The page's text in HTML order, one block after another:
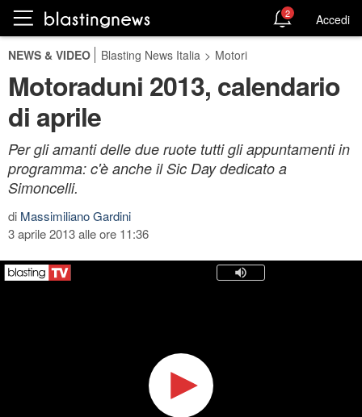
2 Accedi
NEWS & VIDEO Blasting News Italia > Motori
Motoraduni 2013, calendario
di aprile
Per gli amanti delle due ruote tutti gli appuntamenti in
programma: c'è anche il Sic Day dedicato a
Simoncelli.
di Massimiliano Gardini
3 aprile 2013 alle ore 11:36